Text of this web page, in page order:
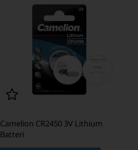
Camelion CR2450 3V Lithium
Batteri